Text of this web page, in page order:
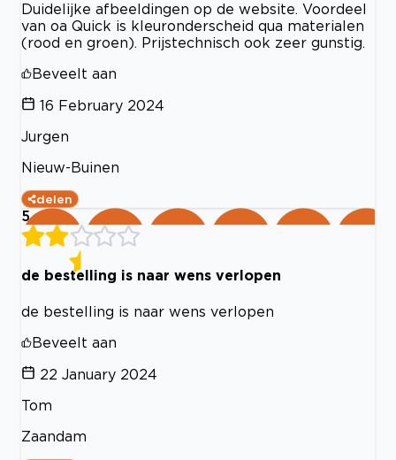
Duidelijke afbeeldingen op de website. Voordeel
van oa Quick is kleuronderscheid qua materialen
(rood en groen). Prijstechnisch ook zeer gunstig.
Beveelt aan
16 February 2024
Jurgen
Nieuw-Buinen
delen
5
de bestelling is naar wens verlopen
de bestelling is naar wens verlopen
Beveelt aan
22 January 2024
Tom
Zaandam